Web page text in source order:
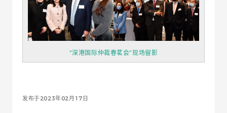
“深港国际仲裁春茗会”现场留影
发布于2023年02月17日